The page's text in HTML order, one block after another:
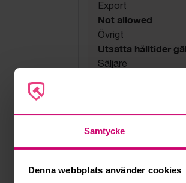
Samtycke
Denna webbplats använder cookies
Export
Not allowed
Övrigt
Utsatta hålltider
Säljare